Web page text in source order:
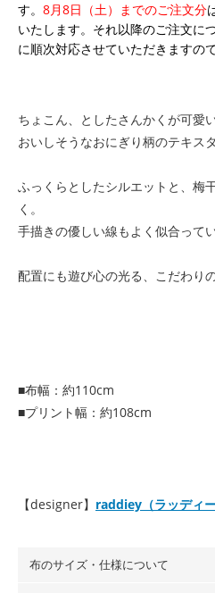
す。 8月8日（土）までのご注文分
いたします。それ以降のご注文に
に順次対応させていただきますの
ちょこん、としたさんかくが可愛
おいしそうなおにぎり柄のテキス
ふっくらとしたシルエットと、梅
く。
手描きの優しい線もよく似合ってい
配置にも遊び心の光る、こだわり
■布幅：約110cm
■プリント幅：約108cm
【designer】 raddiey（ラッディー
布のサイズ・仕様について